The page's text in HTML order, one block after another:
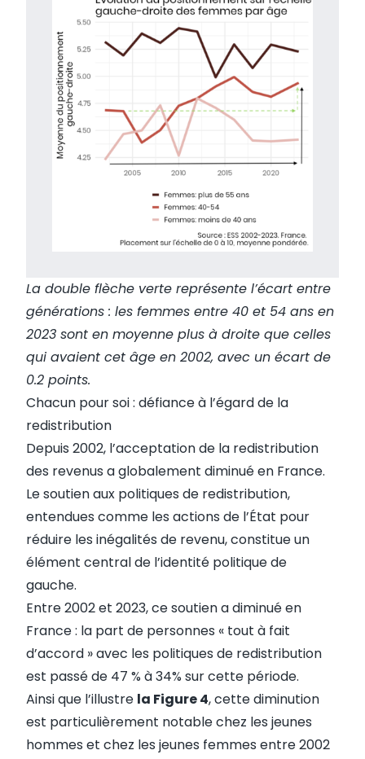
La double flèche verte représente l’écart entre
générations : les femmes entre 40 et 54 ans en
2023 sont en moyenne plus à droite que celles
qui avaient cet âge en 2002, avec un écart de
0.2 points.
Chacun pour soi : défiance à l’égard de la
redistribution
Depuis 2002, l’acceptation de la redistribution
des revenus a globalement diminué en France.
Le soutien aux politiques de redistribution,
entendues comme les actions de l’État pour
réduire les inégalités de revenu, constitue un
élément central de l’identité politique de
gauche.
Entre 2002 et 2023, ce soutien a diminué en
France : la part de personnes « tout à fait
d’accord » avec les politiques de redistribution
est passé de 47 % à 34% sur cette période.
Ainsi que l’illustre la Figure 4, cette diminution
est particulièrement notable chez les jeunes
hommes et chez les jeunes femmes entre 2002